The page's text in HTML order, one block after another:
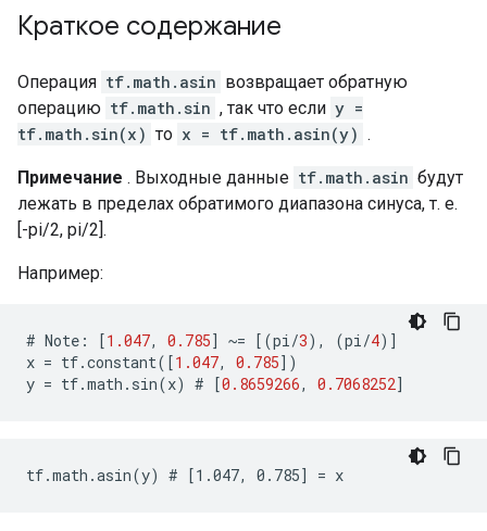
Краткое содержание
Операция tf.math.asin возвращает обратную
операцию tf.math.sin , так что если y =
tf.math.sin(x) то x = tf.math.asin(y) .
Примечание . Выходные данные tf.math.asin будут
лежать в пределах обратимого диапазона синуса, т. е.
[-pi/2, pi/2].
Например:
# Note : [1.047, 0.785] ~= [(pi/3), (pi/4)]
x = tf.constant([1.047, 0.785])
y = tf.math . sin(x) # [0.8659266, 0.7068252]
tf.math.asin(y) # [1.047, 0.785] = x